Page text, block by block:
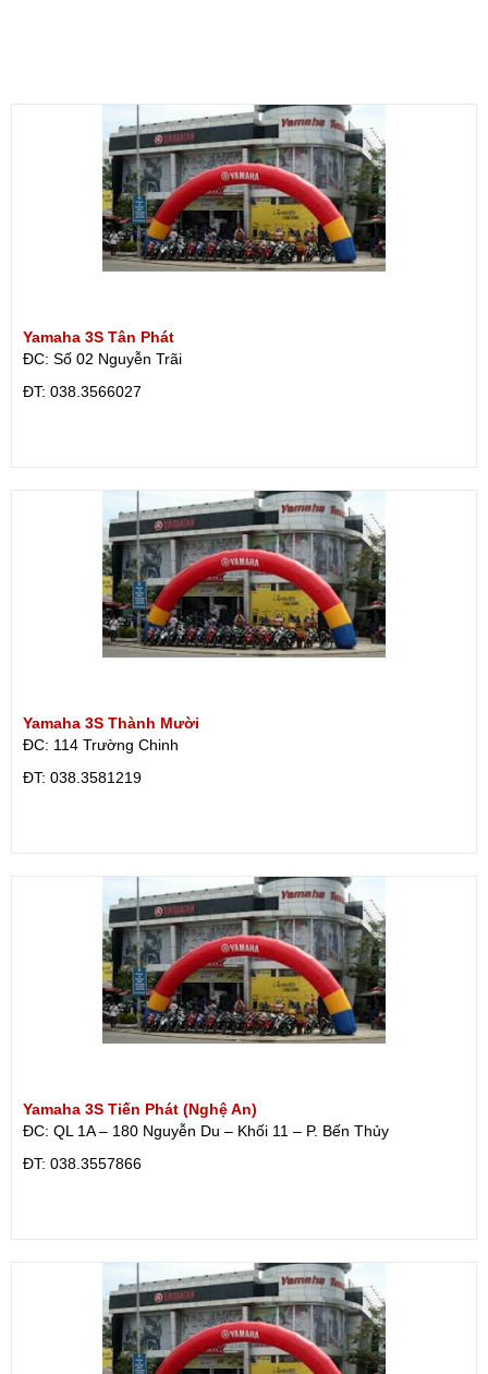
Yamaha 3S Tân Phát
ĐC: Số 02 Nguyễn Trãi
ÐT: 038.3566027
Yamaha 3S Thành Mười
ĐC: 114 Trường Chinh
ÐT: 038.3581219
Yamaha 3S Tiến Phát (Nghệ An)
ĐC: QL 1A – 180 Nguyễn Du – Khối 11 – P. Bến Thủy
ÐT: 038.3557866